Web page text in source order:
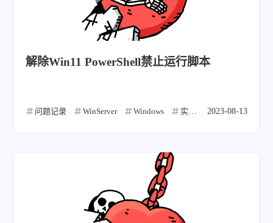
解除Win11 PowerShell禁止运行脚本
问题记录 WinServer Windows 实用教程 2023-08-13